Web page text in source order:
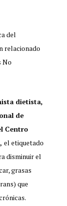
del
relacionado
No
dietista,
de
Centro
el etiquetado
disminuir el
grasas
que